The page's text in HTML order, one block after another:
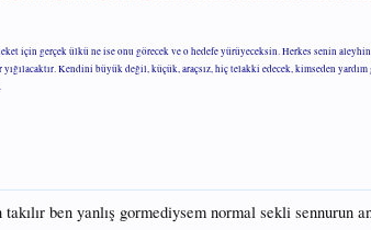
için gerçek ülkü ne ise onu görecek ve o hedefe yürüyeceksin. Herkes senin
Kendini büyük değil, küçük, araçsız, hiç telakki edecek, kimseden
ben yanlış gormediysem normal sekli sennurun